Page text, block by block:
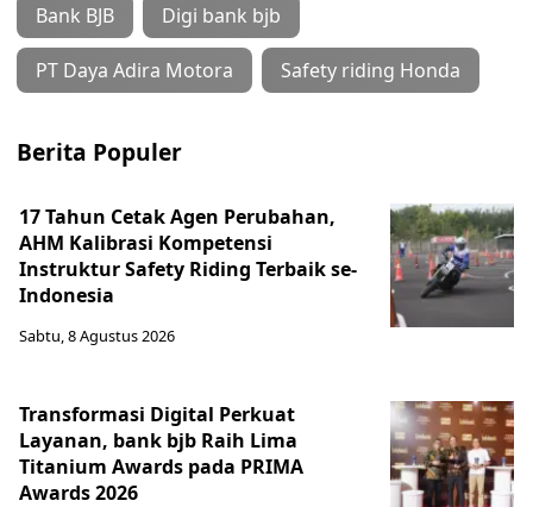
Bank BJB Digi bank bjb
PT Daya Adira Motora Safety riding Honda
Berita Populer
17 Tahun Cetak Agen Perubahan,
AHM Kalibrasi Kompetensi
Instruktur Safety Riding Terbaik se-
Indonesia
Sabtu, 8 Agustus 2026
Transformasi Digital Perkuat
Layanan, bank bjb Raih Lima
Titanium Awards pada PRIMA
Awards 2026